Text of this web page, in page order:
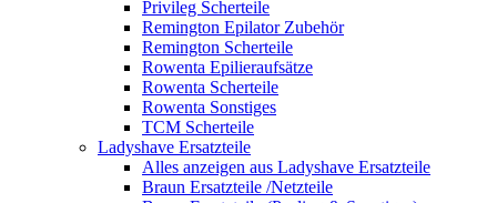
Privileg Scherteile
Remington Epilator Zubehör
Remington Scherteile
Rowenta Epilieraufsätze
Rowenta Scherteile
Rowenta Sonstiges
TCM Scherteile
Ladyshave Ersatzteile
Alles anzeigen aus Ladyshave Ersatzteile
Braun Ersatzteile /Netzteile